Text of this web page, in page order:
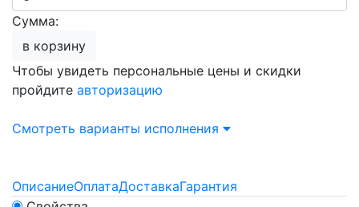
Сумма:
в корзину
Чтобы увидеть персональные цены и скидки
пройдите авторизацию
Смотреть варианты исполнения
ОписаниеОплатаДоставкаГарантия